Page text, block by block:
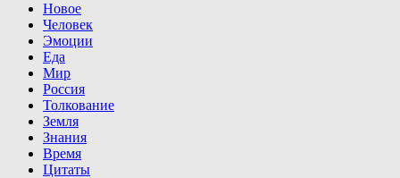
Новое
Человек
Эмоции
Еда
Мир
Россия
Толкование
Земля
Знания
Время
Цитаты